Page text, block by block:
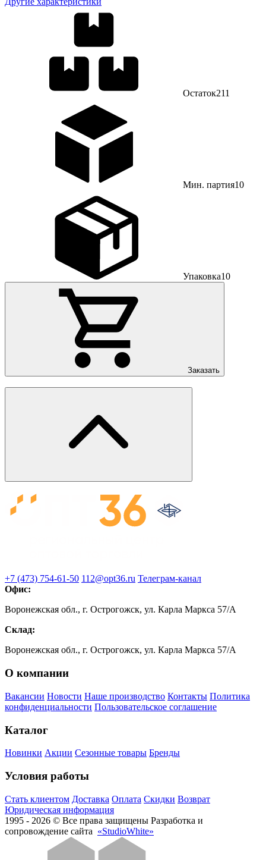
Остаток211
Мин. партия10
Упаковка10
Заказать
+7 (473) 754-61-50 112@opt36.ru Телеграм-канал
Офис:
Воронежская обл., г. Острогожск, ул. Карла Маркса 57/А
Склад:
Воронежская обл., г. Острогожск, ул. Карла Маркса 57/А
О компании
Вакансии Новости Наше производство Контакты Политика
конфиденциальности Пользовательское соглашение
Каталог
Новинки Акции Сезонные товары Бренды
Условия работы
Стать клиентом Доставка Оплата Скидки Возврат
Юридическая информация
1995 - 2026 © Все права защищены Разработка и
сопровождение сайта «StudioWhite»